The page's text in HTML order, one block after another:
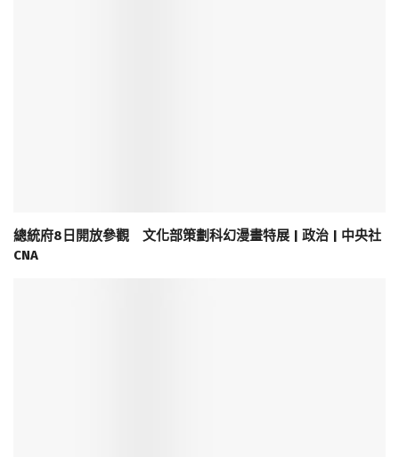
總統府8日開放參觀 文化部策劃科幻漫畫特展 | 政治 | 中央社
CNA